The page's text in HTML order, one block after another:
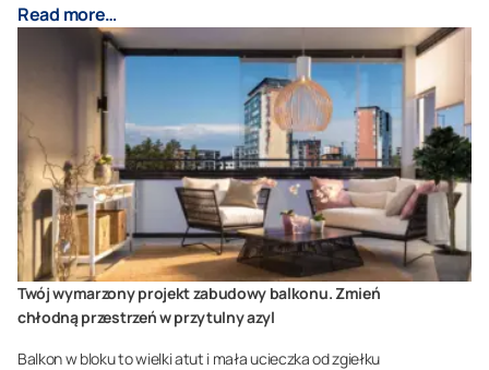
Read more…
Twój wymarzony projekt zabudowy balkonu. Zmień
chłodną przestrzeń w przytulny azyl
Balkon w bloku to wielki atut i mała ucieczka od zgiełku